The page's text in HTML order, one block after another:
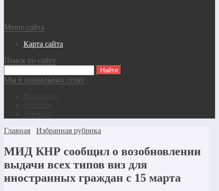
Меню сайта
Карта сайта
Поиск по сайту
Мы в социальных сетях
Главная
Избранная рубрика
МИД КНР сообщил о возобновлении
выдачи всех типов виз для
иностранных граждан с 15 марта